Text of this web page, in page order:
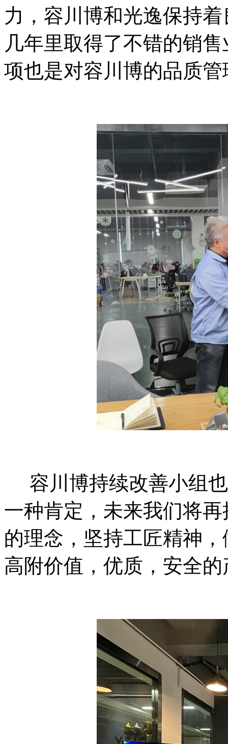
力，容川博和光逸保持
几年里取得了不错的销
项也是对容川博的品质
容川博持续改善小组也
一种肯定，未来我们将
的理念，坚持工匠精神
高附价值，优质，安全的